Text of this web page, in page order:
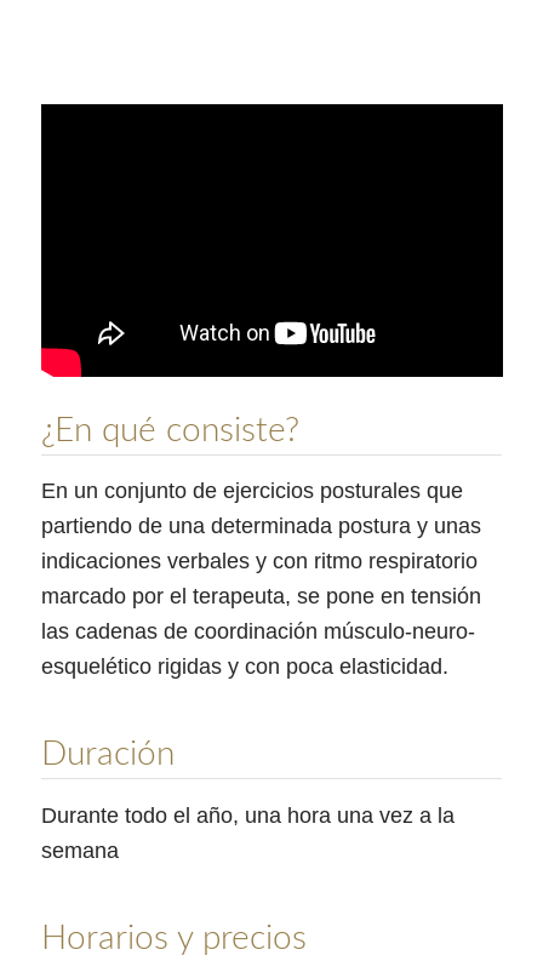
¿En qué consiste?
En un conjunto de ejercicios posturales que
partiendo de una determinada postura y unas
indicaciones verbales y con ritmo respiratorio
marcado por el terapeuta, se pone en tensión
las cadenas de coordinación músculo-neuro-
esquelético rigidas y con poca elasticidad.
Duración
Durante todo el año, una hora una vez a la
semana
Horarios y precios